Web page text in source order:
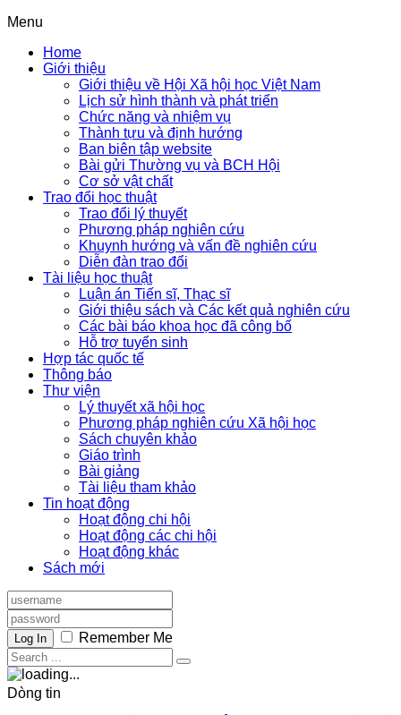
Menu
Home
Giới thiệu
Giới thiệu về Hội Xã hội học Việt Nam
Lịch sử hình thành và phát triển
Chức năng và nhiệm vụ
Thành tựu và định hướng
Ban biên tập website
Bài gửi Thường vụ và BCH Hội
Cơ sở vật chất
Trao đổi học thuật
Trao đổi lý thuyết
Phương pháp nghiên cứu
Khuynh hướng và vấn đề nghiên cứu
Diễn đàn trao đổi
Tài liệu học thuật
Luận án Tiến sĩ, Thạc sĩ
Giới thiệu sách và Các kết quả nghiên cứu
Các bài báo khoa học đã công bố
Hỗ trợ tuyển sinh
Hợp tác quốc tế
Thông báo
Thư viện
Lý thuyết xã hội học
Phương pháp nghiên cứu Xã hội học
Sách chuyên khảo
Giáo trình
Bài giảng
Tài liệu tham khảo
Tin hoạt động
Hoạt động chi hội
Hoạt động các chi hội
Hoạt động khác
Sách mới
Log In Remember Me
Dòng tin